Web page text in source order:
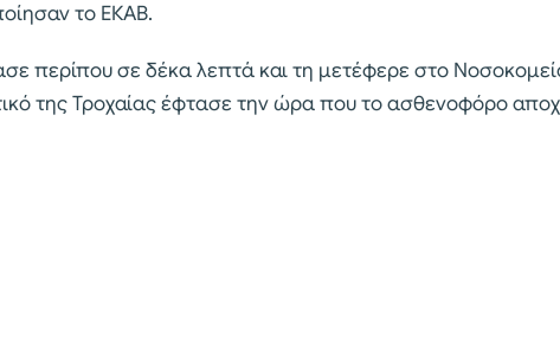
το ΕΚΑΒ.
περίπου σε δέκα λεπτά και τη μετέφερε στο
της Τροχαίας έφτασε την ώρα που το ασθενοφόρο